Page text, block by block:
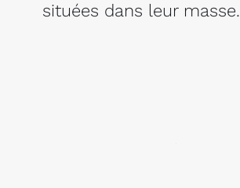
situées dans leur masse.